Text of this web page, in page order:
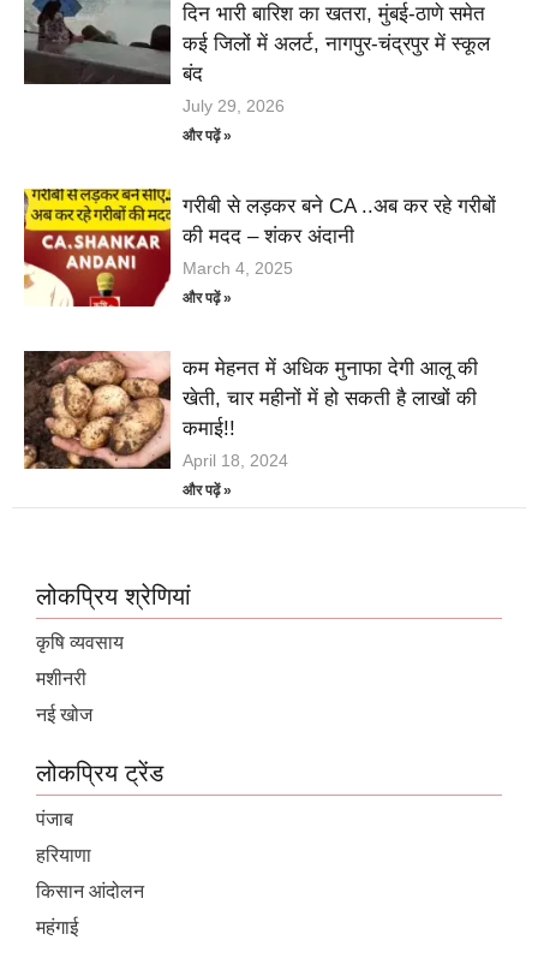
दिन भारी बारिश का खतरा, मुंबई-ठाणे समेत
कई जिलों में अलर्ट, नागपुर-चंद्रपुर में स्कूल
बंद
July 29, 2026
और पढ़ें »
गरीबी से लड़कर बने CA ..अब कर रहे गरीबों
की मदद – शंकर अंदानी
March 4, 2025
और पढ़ें »
कम मेहनत में अधिक मुनाफा देगी आलू की
खेती, चार महीनों में हो सकती है लाखों की
कमाई!!
April 18, 2024
और पढ़ें »
लोकप्रिय श्रेणियां
कृषि व्यवसाय
मशीनरी
नई खोज
लोकप्रिय ट्रेंड
पंजाब
हरियाणा
किसान आंदोलन
महंगाई